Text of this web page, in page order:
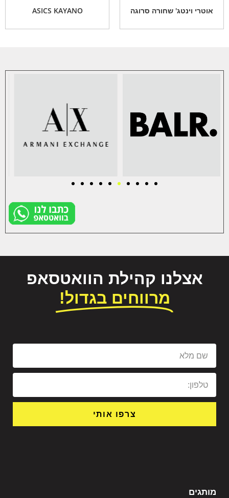
אוטרי וינטג' שחורה סרוגה ASICS KAYANO
אצלנו קהילת הוואטסאפ
מרווחים בגדול!
צרפו אותי
מותגים